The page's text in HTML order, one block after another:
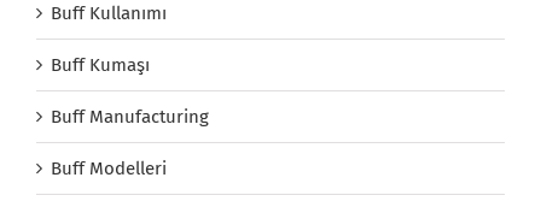
Buff Kullanımı
Buff Kumaşı
Buff Manufacturing
Buff Modelleri